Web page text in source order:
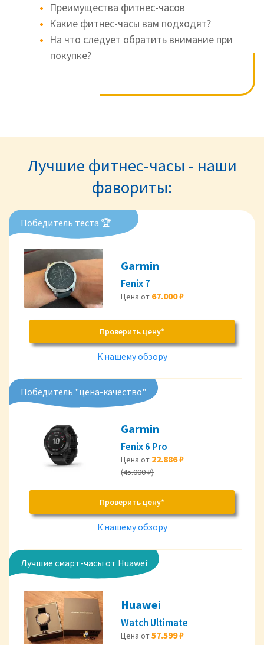
Преимущества фитнес-часов
Какие фитнес-часы вам подходят?
На что следует обратить внимание при
покупке?
Лучшие фитнес-часы - наши
фавориты:
Победитель теста 🏆
Garmin
Fenix 7
Цена от 67.000 ₽
Проверить цену*
К нашему обзору
Победитель "цена-качество"
Garmin
Fenix 6 Pro
Цена от 22.886 ₽
(45.000 ₽)
Проверить цену*
К нашему обзору
Лучшие смарт-часы от Huawei
Huawei
Watch Ultimate
Цена от57.599 ₽